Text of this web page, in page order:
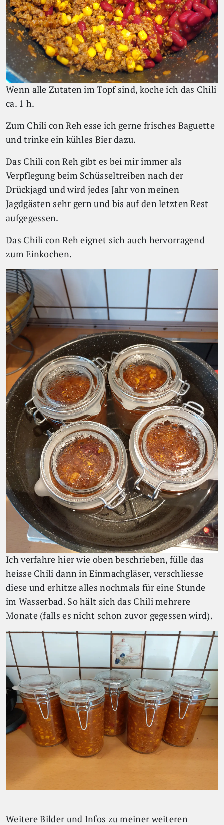
Wenn alle Zutaten im Topf sind, koche ich das Chili
ca. 1 h.
Zum Chili con Reh esse ich gerne frisches Baguette
und trinke ein kühles Bier dazu.
Das Chili con Reh gibt es bei mir immer als
Verpflegung beim Schüsseltreiben nach der
Drückjagd und wird jedes Jahr von meinen
Jagdgästen sehr gern und bis auf den letzten Rest
aufgegessen.
Das Chili con Reh eignet sich auch hervorragend
zum Einkochen.
Ich verfahre hier wie oben beschrieben, fülle das
heisse Chili dann in Einmachgläser, verschliesse
diese und erhitze alles nochmals für eine Stunde
im Wasserbad. So hält sich das Chili mehrere
Monate (falls es nicht schon zuvor gegessen wird).
Weitere Bilder und Infos zu meiner weiteren